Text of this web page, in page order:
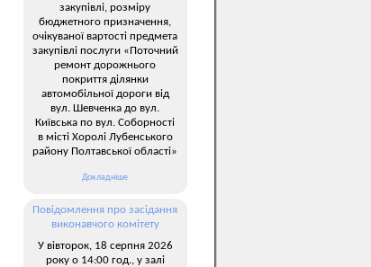
закупівлі, розміру
бюджетного призначення,
очікуваної вартості предмета
закупівлі послуги «Поточний
ремонт дорожнього
покриття ділянки
автомобільної дороги від
вул. Шевченка до вул.
Київська по вул. Соборності
в місті Хоролі Лубенського
району Полтавської області»
Докладніше
Повідомлення про засідання
виконавчого комітету
У вівторок, 18 серпня 2026
року о 14:00 год., у залі